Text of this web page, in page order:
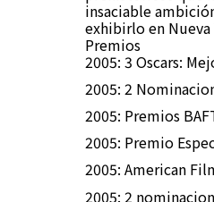
insaciable
exhibirlo en Nueva
Premios
2005: 3 Oscars:
2005: 2
2005: Premios
2005: Premio
2005: American
2005: 2